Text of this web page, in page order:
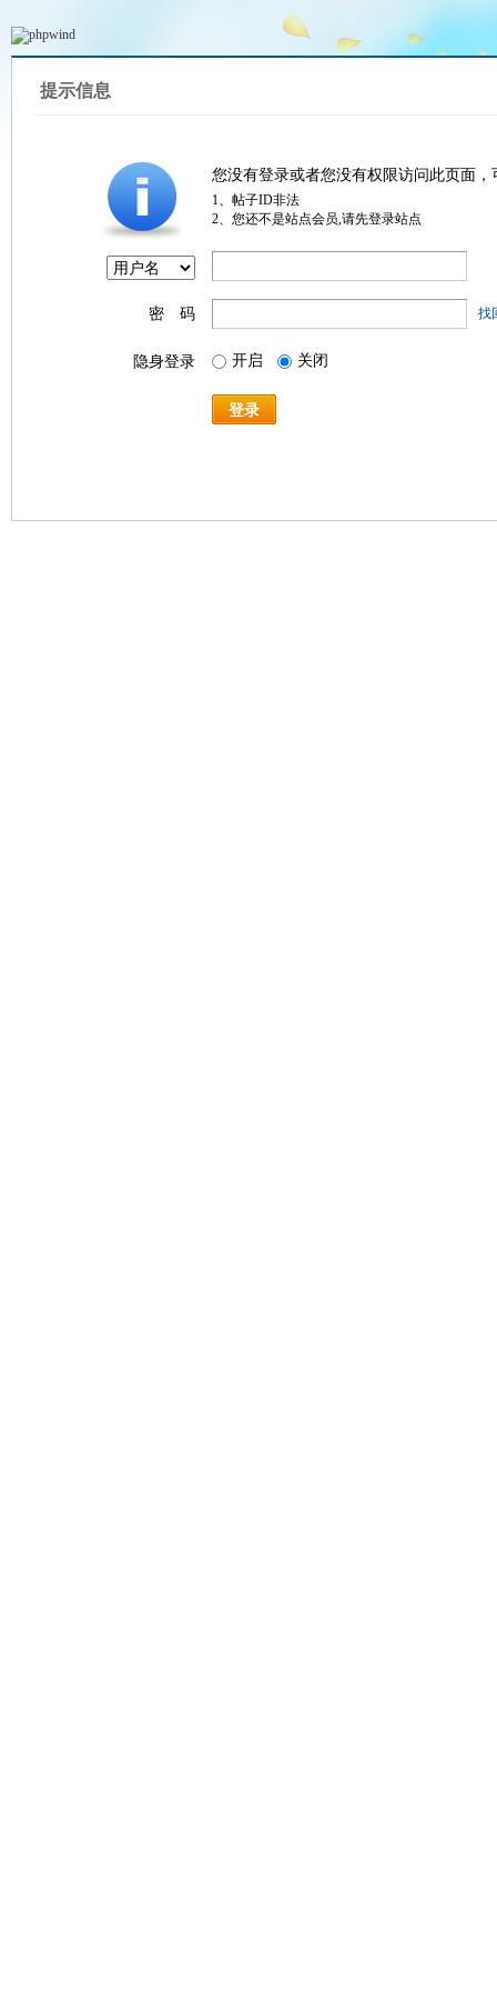
提示信息
您没有登录或者您没有权限访问此页面
1、帖子ID非法
2、您还不是站点会员,请先登录站点
密 码 找
隐身登录 开启 关闭
登录